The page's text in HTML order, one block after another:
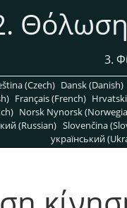
Θόλωση
3.
(Czech) Dansk (Danish)
Français (French)
Norsk Nynorsk
(Russian) Slovenčina
український